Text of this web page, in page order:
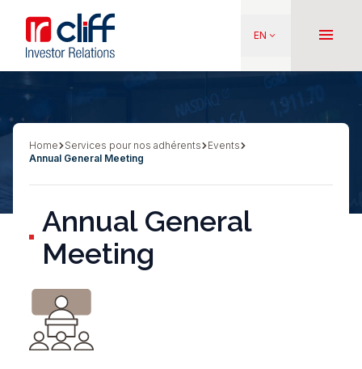
main
content
Aller directement au contenu
EN keyboard_arrow_down menu
Breadcrumb
Home Services pour nos adhérents
Events
Annual General Meeting
Annual General
Meeting